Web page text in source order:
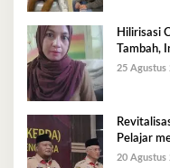
Hilirisasi
Tambah,
25 Agustus
Pelajar
20 Agustus